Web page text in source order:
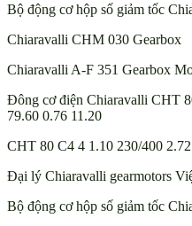
Bộ động cơ hộp số giảm tốc
Chiaravalli CHM 030 Gearbox
Chiaravalli A-F 351 Gearbox
Đông cơ điện Chiaravalli CHT
79.60 0.76 11.20
CHT 80 C4 4 1.10 230/400
Đại lý Chiaravalli gearmotors
Bộ động cơ hộp số giảm tốc